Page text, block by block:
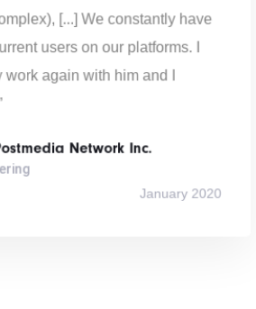
[...] We constantly have
users on our platforms. I
again with him and I
Network Inc.
January 2020
de professionnalisme,
Merci Jean-Philippe !”